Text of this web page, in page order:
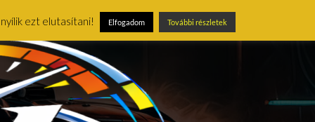
ezt elutasítani! Elfogadom További részletek